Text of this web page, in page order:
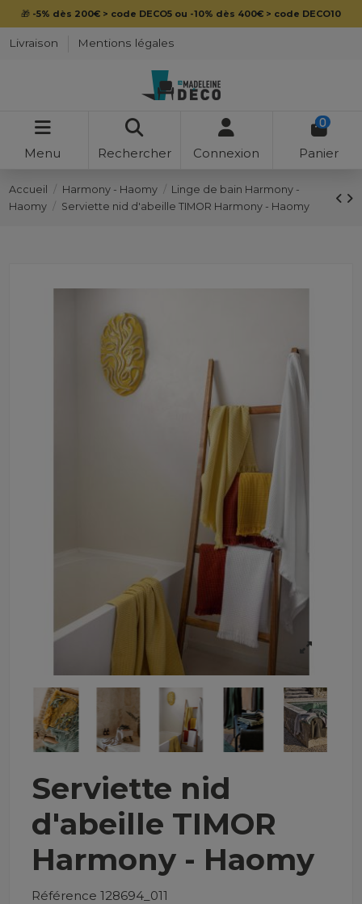
🎁 -5% dès 200€ > code DECO5 ou -10% dès 400€ > code DECO10
Livraison Mentions légales
Menu Rechercher Connexion
0
Panier
Accueil Harmony - Haomy
Linge de bain Harmony -
Haomy
Serviette nid d'abeille TIMOR Harmony - Haomy
Serviette nid
d'abeille TIMOR
Harmony - Haomy
Référence 128694_011